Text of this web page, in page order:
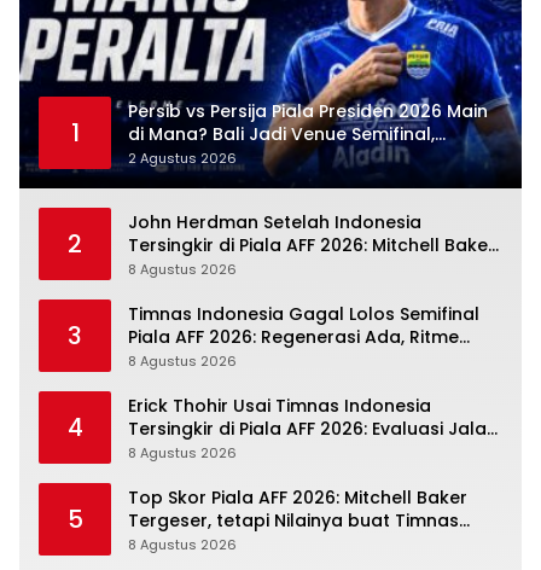
1
Persib vs Persija Piala Presiden 2026 Main
di Mana? Bali Jadi Venue Semifinal,
Ritmenya Beda
2 Agustus 2026
2
John Herdman Setelah Indonesia
Tersingkir di Piala AFF 2026: Mitchell Baker
Tumbuh, Adaptasi ASEAN Belum Tuntas
8 Agustus 2026
3
Timnas Indonesia Gagal Lolos Semifinal
Piala AFF 2026: Regenerasi Ada, Ritme
Kompetisi Masih Harus Mengejar
8 Agustus 2026
4
Erick Thohir Usai Timnas Indonesia
Tersingkir di Piala AFF 2026: Evaluasi Jalan,
Agenda Berikutnya Sudah Dekat
8 Agustus 2026
5
Top Skor Piala AFF 2026: Mitchell Baker
Tergeser, tetapi Nilainya buat Timnas
Indonesia Justru Naik
8 Agustus 2026